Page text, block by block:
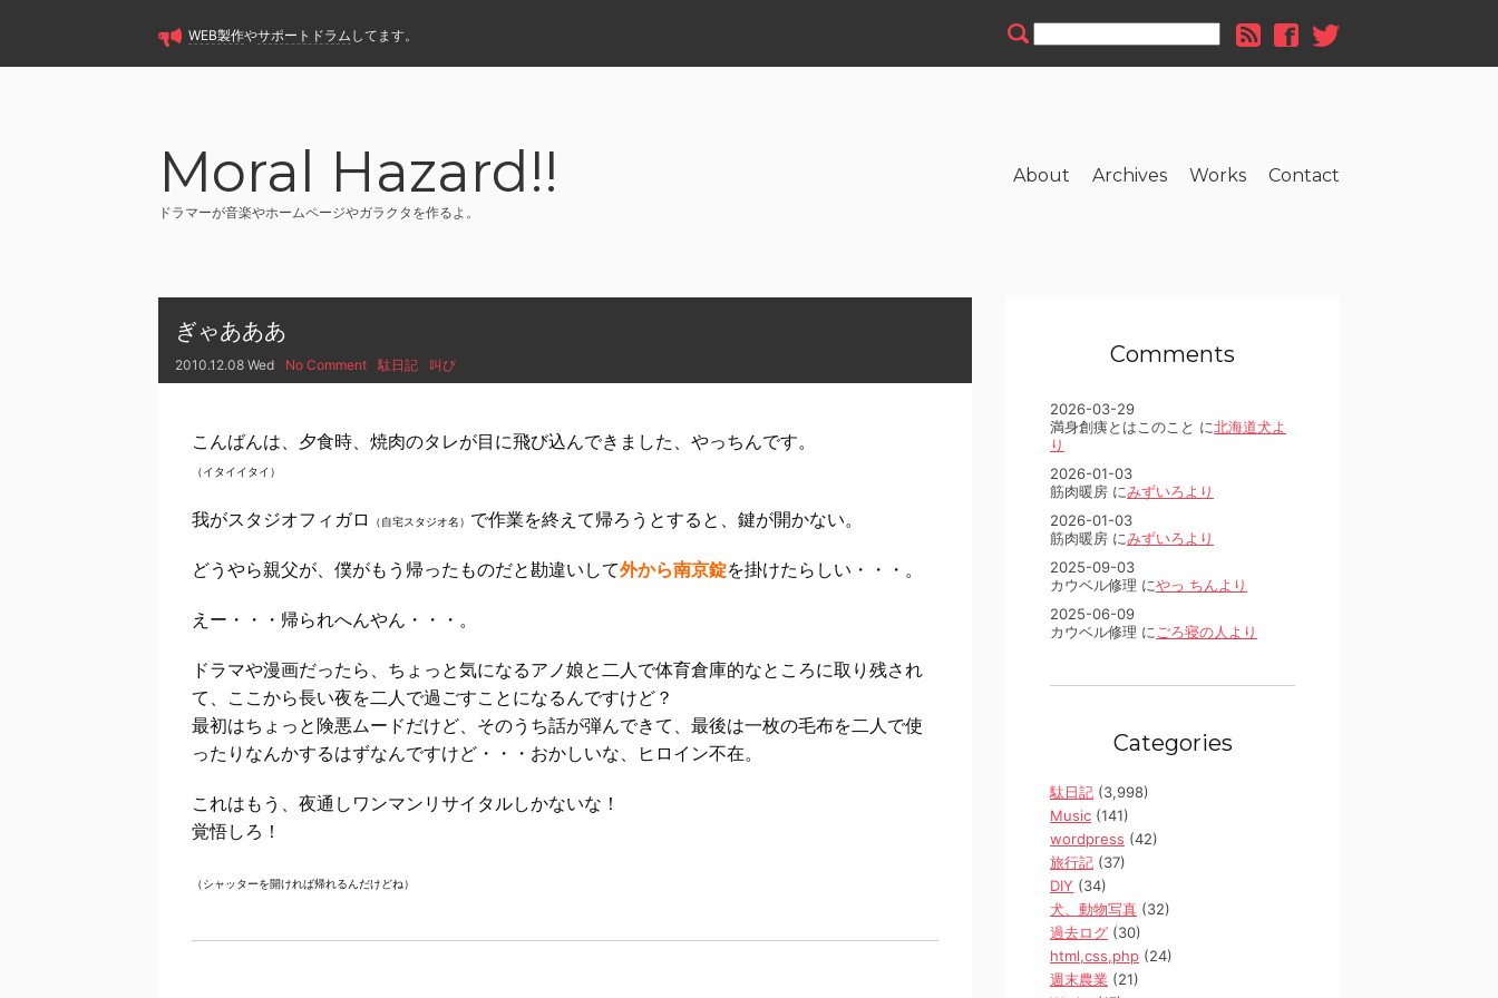
WEB製作やサポートドラム してます。
Moral Hazard!!
ドラマーが音楽やホームページやガラクタを作るよ。
About Archives Works Contact
ぎゃあああ
2010.12.08 Wed No Comment 駄日記 叫び
こんばんは、夕食時、焼肉のタレが目に飛び込んできました、やっちんです。
（イタイイタイ）
我がスタジオフィガロ （自宅スタジオ名） で作業を終えて帰ろうとすると、鍵が開かない。
どうやら親父が、僕がもう帰ったものだと勘違いして外から南京錠を掛けたらしい・・・。
えー・・・帰られへんやん・・・。
ドラマや漫画だったら、ちょっと気になるアノ娘と二人で体育倉庫的なところに取り残され
て、ここから長い夜を二人で過ごすことになるんですけど？
最初はちょっと険悪ムードだけど、そのうち話が弾んできて、最後は一枚の毛布を二人で使
ったりなんかするはずなんですけど・・・おかしいな、ヒロイン不在。
これはもう、夜通しワンマンリサイタルしかないな！
覚悟しろ！
（シャッターを開ければ帰れるんだけどね）
Comments
2026-03-29
満身創痍とはこのこと に北海道犬よ
り
2026-01-03
筋肉暖房 にみずいろより
2026-01-03
筋肉暖房 にみずいろより
2025-09-03
カウベル修理 にやっ ちんより
2025-06-09
カウベル修理 に ごろ寝の人より
Categories
駄日記 (3,998)
Music (141)
wordpress (42)
旅行記 (37)
DIY (34)
犬、動物写真 (32)
過去ログ (30)
html,css,php (24)
週末農業 (21)